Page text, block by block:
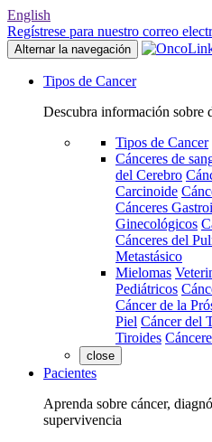
English
Regístrese para nuestro correo
Alternar la navegación
Tipos de Cancer
Descubra información sobre
Tipos de Cancer
Cánceres de
del Cerebro
Carcinoide
Cánceres
Ginecológicos
Cánceres del
Metastásico
Mielomas
Pediátricos
Cáncer de la
Piel Cáncer del
Tiroides
close
Pacientes
Aprenda sobre cáncer,
supervivencia